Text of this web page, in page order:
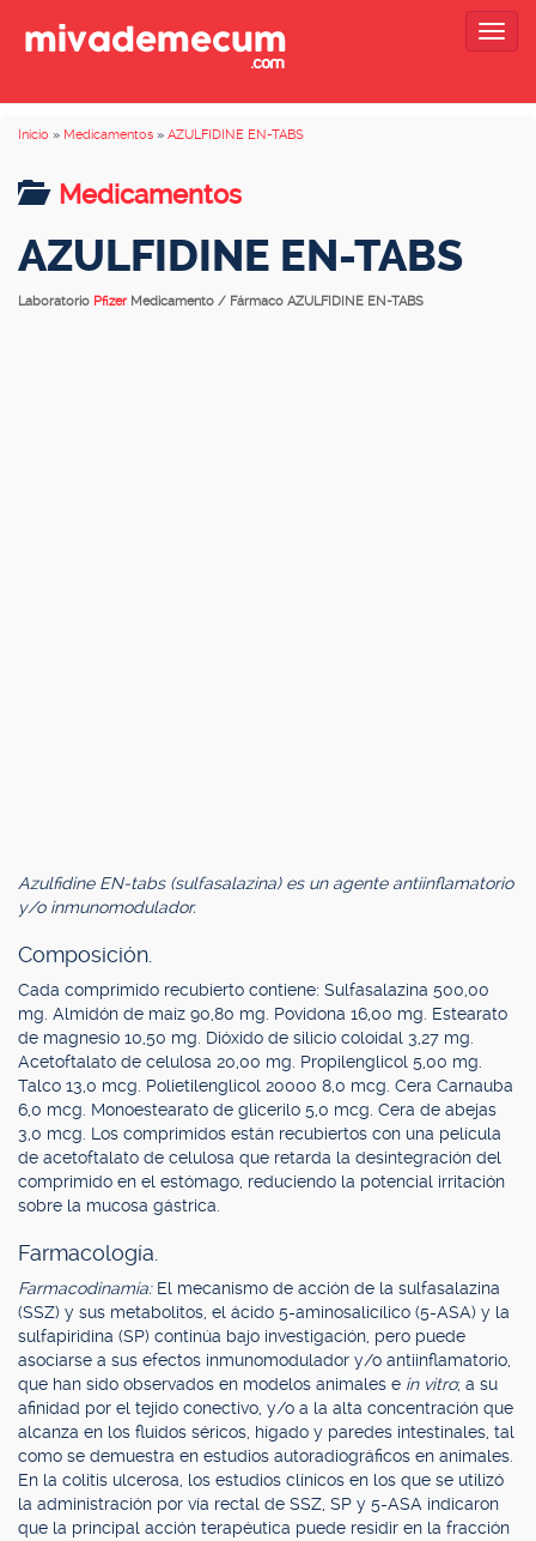
Inicio » Medicamentos » AZULFIDINE EN-TABS
Medicamentos
AZULFIDINE EN-TABS
Laboratorio Pfizer Medicamento / Fármaco AZULFIDINE EN-TABS
Azulfidine EN-tabs (sulfasalazina) es un agente antiinflamatorio
y/o inmunomodulador.
Composición.
Cada comprimido recubierto contiene: Sulfasalazina 500,00
mg. Almidón de maíz 90,80 mg. Povidona 16,00 mg. Estearato
de magnesio 10,50 mg. Dióxido de silicio coloidal 3,27 mg.
Acetoftalato de celulosa 20,00 mg. Propilenglicol 5,00 mg.
Talco 13,0 mcg. Polietilenglicol 20000 8,0 mcg. Cera Carnauba
6,0 mcg. Monoestearato de glicerilo 5,0 mcg. Cera de abejas
3,0 mcg. Los comprimidos están recubiertos con una película
de acetoftalato de celulosa que retarda la desintegración del
comprimido en el estómago, reduciendo la potencial irritación
sobre la mucosa gástrica.
Farmacología.
Farmacodinamia: El mecanismo de acción de la sulfasalazina
(SSZ) y sus metabolitos, el ácido 5-aminosalicílico (5-ASA) y la
sulfapiridina (SP) continúa bajo investigación, pero puede
asociarse a sus efectos inmunomodulador y/o antiinflamatorio,
que han sido observados en modelos animales e in vitro; a su
afinidad por el tejido conectivo, y/o a la alta concentración que
alcanza en los fluidos séricos, hígado y paredes intestinales, tal
como se demuestra en estudios autoradiográficos en animales.
En la colitis ulcerosa, los estudios clínicos en los que se utilizó
la administración por vía rectal de SSZ, SP y 5-ASA indicaron
que la principal acción terapéutica puede residir en la fracción